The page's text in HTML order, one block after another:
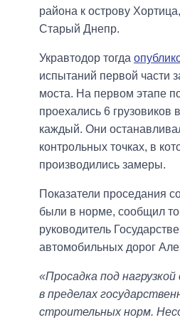
района к острову
Старый Днепр.
Укравтодор тогда
испытаний первой части
моста. На первом этапе
проехались 6 грузовиков
каждый. Они
контрольных точках, в
производились замеры.
Показатели проседания
были в норме, сообщил
руководитель
автомобильных дорог
«Просадка под
в пределах
строительных норм.